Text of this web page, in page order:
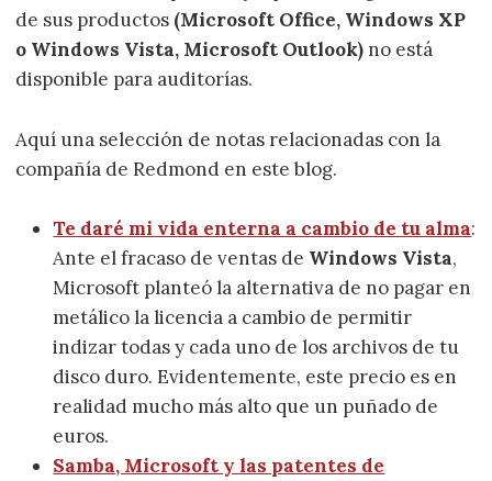
de sus productos (Microsoft Office, Windows XP
o Windows Vista, Microsoft Outlook) no está
disponible para auditorías.
Aquí una selección de notas relacionadas con la
compañía de Redmond en este blog.
Te daré mi vida enterna a cambio de tu alma:
Ante el fracaso de ventas de Windows Vista,
Microsoft planteó la alternativa de no pagar en
metálico la licencia a cambio de permitir
indizar todas y cada uno de los archivos de tu
disco duro. Evidentemente, este precio es en
realidad mucho más alto que un puñado de
euros.
Samba, Microsoft y las patentes de